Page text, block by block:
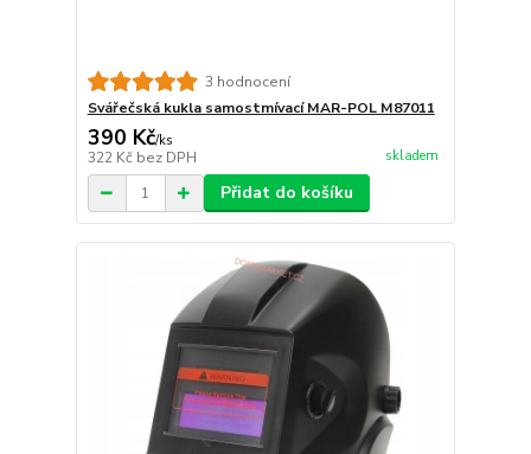
3 hodnocení
Svářečská kukla samostmívací MAR-POL M87011
390 Kč/ks
322 Kč bez DPH skladem
Přidat do košíku